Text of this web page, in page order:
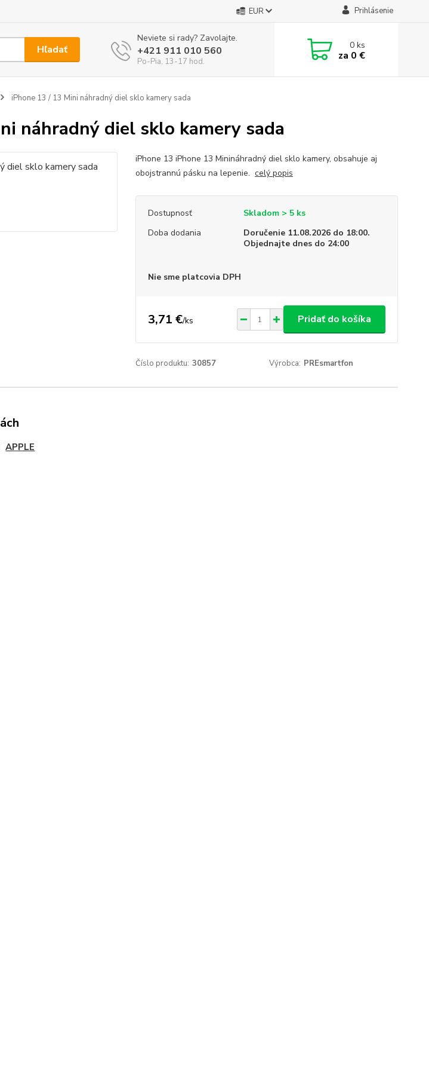
EUR Prihlásenie
Hľadať
Neviete si rady? Zavolajte.
+421 911 010 560
Po-Pia, 13-17 hod.
0ks
za 0 €
iPhone 13 / 13 Mini náhradný diel sklo kamery sada
náhradný diel sklo kamery sada
iPhone 13 iPhone 13 Minináhradný diel sklo kamery, obsahuje aj
obojstrannú pásku na lepenie. celý popis
Dostupnosť
Skladom > 5 ks
Doba dodania
Doručenie 11.08.2026 do 18:00.
Objednajte dnes do 24:00
Nie sme platcovia DPH
3,71 €/ks Pridať do košíka
Číslo produktu: 30857 Výrobca: PREsmartfon
APPLE